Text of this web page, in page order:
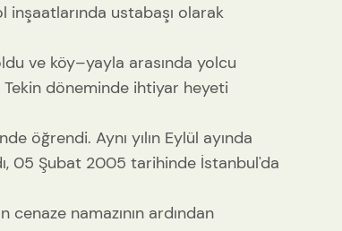
inşaatlarında ustabaşı olarak
ve köy–yayla arasında yolcu
Tekin döneminde ihtiyar heyeti
öğrendi. Aynı yılın Eylül ayında
05 Şubat 2005 tarihinde İstanbul'da
namazının ardından